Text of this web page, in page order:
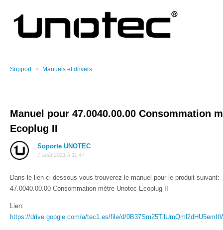
Support Manuels et drivers
Manuel pour 47.0040.00.00 Consommation
Ecoplug II
Soporte UNOTEC
7 août 2021 à 11:47
Dans le lien ci-dessous vous trouverez le manuel pour le produit suivant:
47.0040.00.00 Consommation mètre Unotec Ecoplug II
Lien:
https://drive.google.com/a/tec1.es/file/d/